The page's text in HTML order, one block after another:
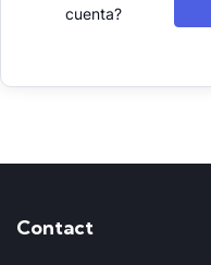
cuenta?
Contact